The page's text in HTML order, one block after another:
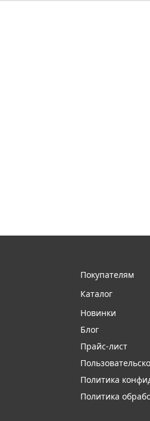
Покупателям
Каталог
Новинки
Блог
Прайс-лист
Политика
Политика